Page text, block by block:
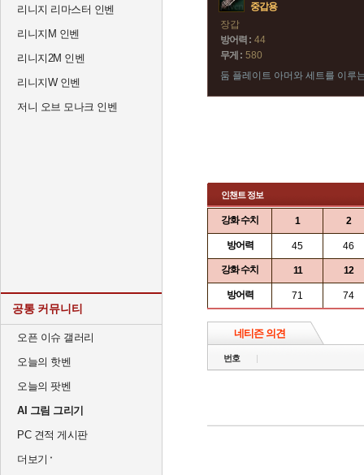
리니지 리마스터 인벤
리니지M 인벤
리니지2M 인벤
리니지W 인벤
저니 오브 모나크 인벤
공통 커뮤니티
오픈 이슈 갤러리
오늘의 핫벤
오늘의 팟벤
AI 그림 그리기
PC 견적 게시판
더보기
중갑용
장갑
방어력 : 44
무게 : 580
둠 플레이트 아머와 세트를 이루
인챈트 정보
강화 수치 1 2
방어력 45 46
강화 수치 11 12
방어력 71 74
네티즌 의견
번호